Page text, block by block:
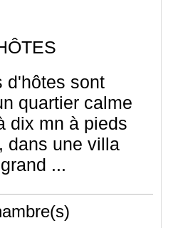
d'hôtes sont
quartier calme
dix mn à pieds
dans une villa
...